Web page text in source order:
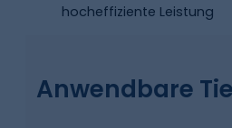
Einschneckenextruder
Anwendbare